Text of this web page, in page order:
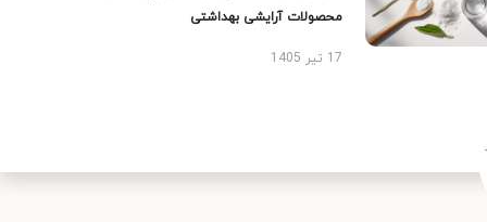
محصولات آرایشی بهداشتی
17 تیر 1405